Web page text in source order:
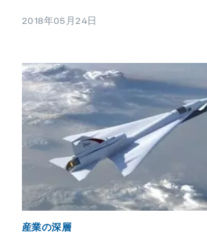
2018年05月24日
産業の深層